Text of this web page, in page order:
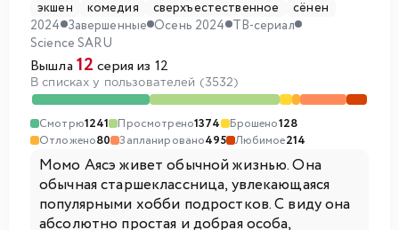
экшен комедия сверхъестественное
сёнен
2024 Завершенные Осень 2024 ТВ-сериал
Science SARU
Вышла 12 серия из 12
В списках у пользователей (3532)
Смотрю1241 Просмотрено1374 Брошено128
Отложено80 Запланировано495 Любимое214
Момо Аясэ живет обычной жизнью. Она
обычная старшеклассница, увлекающаяся
популярными хобби подростков. С виду она
абсолютно простая и добрая особа,